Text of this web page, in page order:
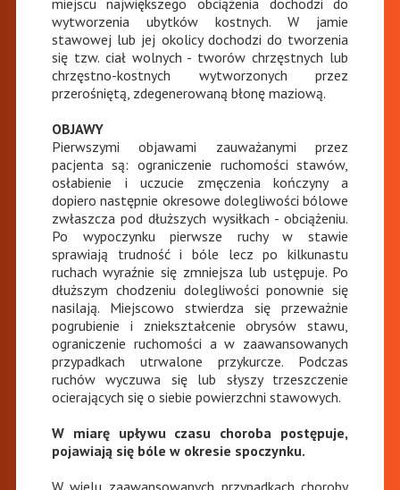
miejscu największego obciążenia dochodzi do
wytworzenia ubytków kostnych. W jamie
stawowej lub jej okolicy dochodzi do tworzenia
się tzw. ciał wolnych - tworów chrzęstnych lub
chrzęstno-kostnych wytworzonych przez
przerośniętą, zdegenerowaną błonę maziową.
OBJAWY
Pierwszymi objawami zauważanymi przez
pacjenta są: ograniczenie ruchomości stawów,
osłabienie i uczucie zmęczenia kończyny a
dopiero następnie okresowe dolegliwości bólowe
zwłaszcza pod dłuższych wysiłkach - obciążeniu.
Po wypoczynku pierwsze ruchy w stawie
sprawiają trudność i bóle lecz po kilkunastu
ruchach wyraźnie się zmniejsza lub ustępuje. Po
dłuższym chodzeniu dolegliwości ponownie się
nasilają. Miejscowo stwierdza się przeważnie
pogrubienie i zniekształcenie obrysów stawu,
ograniczenie ruchomości a w zaawansowanych
przypadkach utrwalone przykurcze. Podczas
ruchów wyczuwa się lub słyszy trzeszczenie
ocierających się o siebie powierzchni stawowych.
W miarę upływu czasu choroba postępuje,
pojawiają się bóle w okresie spoczynku.
W wielu zaawansowanych przypadkach choroby